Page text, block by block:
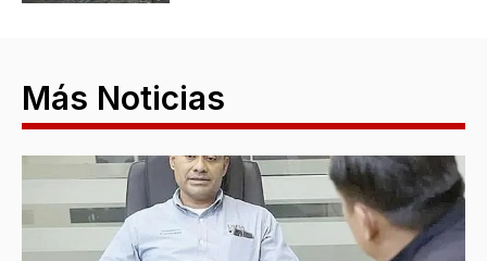
Más Noticias